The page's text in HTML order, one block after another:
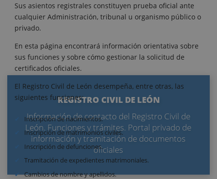
REGISTRO CIVIL DE LEÓN
Información de contacto del Registro Civil de
León. Funciones y trámites. Portal privado de
información y tramitación de documentos
oficiales
Sus asientos registrales constituyen prueba oficial ante
cualquier Administración, tribunal u organismo público o
privado.
En esta página encontrará información orientativa sobre
sus funciones y sobre cómo gestionar la solicitud de
certificados oficiales.
El Registro Civil de León desempeña, entre otras, las
siguientes funciones:
Inscripción de nacimientos.
Inscripción de matrimonios civiles.
Inscripción de defunciones.
Tramitación de expedientes matrimoniales.
Cambios de nombre y apellidos.